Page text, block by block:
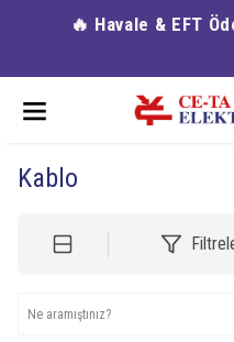
🔥 Havale & EFT
Kablo